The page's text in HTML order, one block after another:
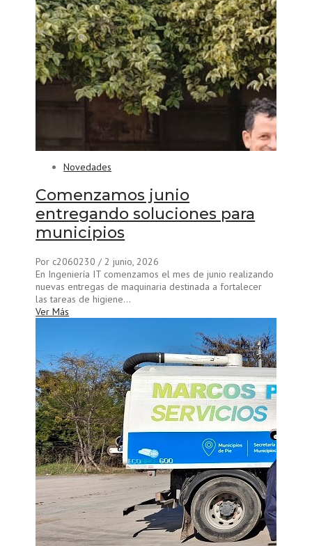
Novedades
Comenzamos junio
entregando soluciones para
municipios
Por c2060230 / 2 junio, 2026
En Ingeniería IT comenzamos el mes de junio realizando
nuevas entregas de maquinaria destinada a fortalecer
las tareas de higiene...
Ver Más